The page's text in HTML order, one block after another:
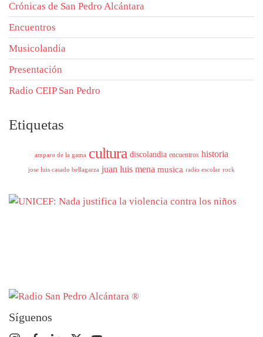
Crónicas de San Pedro Alcántara
Encuentros
Musicolandia
Presentación
Radio CEIP San Pedro
Etiquetas
amparo de la gama cultura discolandia encuentros historia
jose luis casado bellagarza juan luis mena musica radio escolar rock
Síguenos